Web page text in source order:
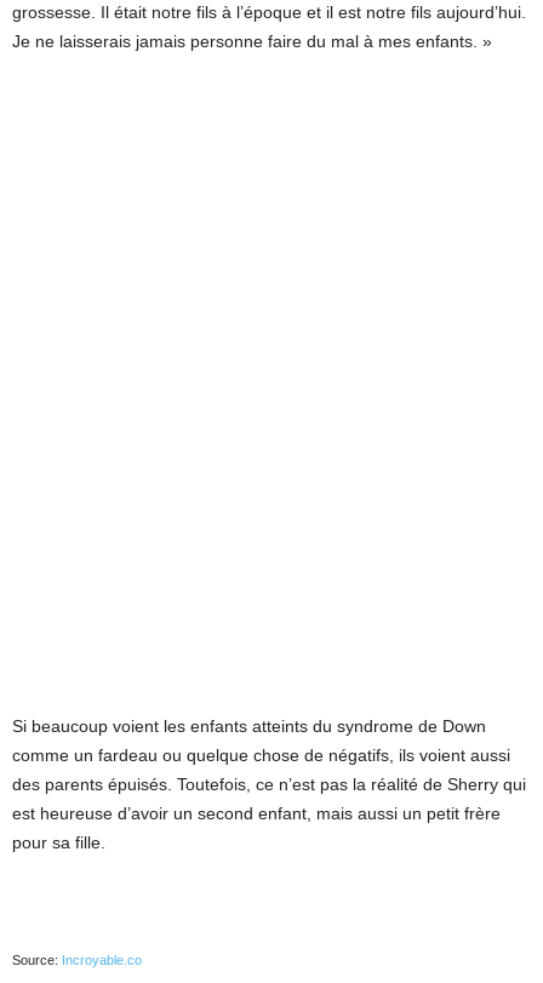
grossesse. Il était notre fils à l’époque et il est notre fils aujourd’hui.
Je ne laisserais jamais personne faire du mal à mes enfants. »
Si beaucoup voient les enfants atteints du syndrome de Down
comme un fardeau ou quelque chose de négatifs, ils voient aussi
des parents épuisés. Toutefois, ce n’est pas la réalité de Sherry qui
est heureuse d’avoir un second enfant, mais aussi un petit frère
pour sa fille.
Source: Incroyable.co